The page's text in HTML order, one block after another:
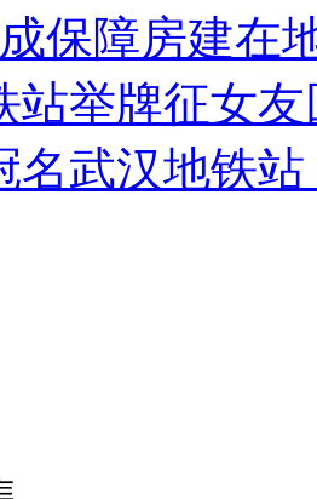
治霸凌主义
论片面不公正
保障房建在
站举牌征女
名武汉地铁